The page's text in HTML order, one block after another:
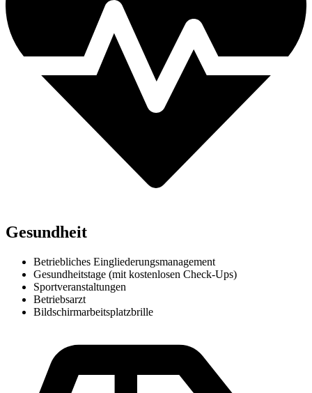
Gesundheit
Betriebliches Eingliederungsmanagement
Gesundheitstage (mit kostenlosen Check-Ups)
Sportveranstaltungen
Betriebsarzt
Bildschirmarbeitsplatzbrille